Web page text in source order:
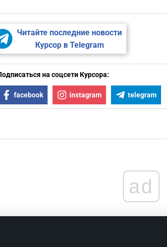
Читайте последние новости
Курсор в Telegram
на соцсети Курсора:
facebook instagram telegram
ad